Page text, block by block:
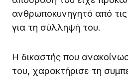
ανθρωποκυνηγητό από
για τη σύλληψή του.
Η δικαστής που
του, χαρακτήρισε τη